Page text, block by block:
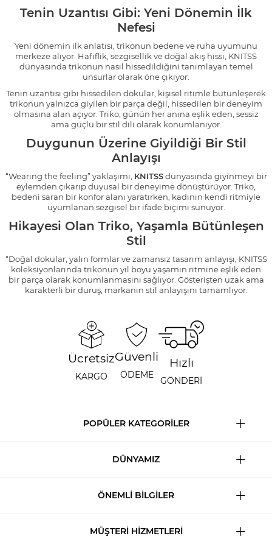
Tenin Uzantısı Gibi: Yeni Dönemin İlk
Nefesi
Yeni dönemin ilk anlatısı, trikonun bedene ve ruha uyumunu
merkeze alıyor. Hafiflik, sezgisellik ve doğal akış hissi, KNITSS
dünyasında trikonun nasıl hissedildiğini tanımlayan temel
unsurlar olarak öne çıkıyor.
Tenin uzantısı gibi hissedilen dokular, kişisel ritimle bütünleşerek
trikonun yalnızca giyilen bir parça değil, hissedilen bir deneyim
olmasına alan açıyor. Triko, günün her anına eşlik eden, sessiz
ama güçlü bir stil dili olarak konumlanıyor.
Duygunun Üzerine Giyildiği Bir Stil
Anlayışı
“Wearing the feeling” yaklaşımı, KNITSSdünyasında giyinmeyi bir
eylemden çıkarıp duyusal bir deneyime dönüştürüyor. Triko,
bedeni saran bir konfor alanı yaratırken, kadının kendi ritmiyle
uyumlanan sezgisel bir ifade biçimi sunuyor.
Hikayesi Olan Triko, Yaşamla Bütünleşen
Stil
“Doğal dokular, yalın formlar ve zamansız tasarım anlayışı, KNITSS
koleksiyonlarında trikonun yıl boyu yaşamın ritmine eşlik eden
bir parça olarak konumlanmasını sağlıyor. Gösterişten uzak ama
karakterli bir duruş, markanın stil anlayışını tamamlıyor.
Ücretsiz
KARGO
Güvenli
ÖDEME
Hızlı
GÖNDERİ
POPÜLER KATEGORİLER
DÜNYAMIZ
ÖNEMLİ BİLGİLER
MÜŞTERİ HİZMETLERİ